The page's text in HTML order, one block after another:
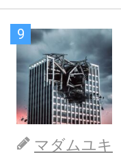
9
マダムユキ